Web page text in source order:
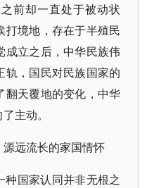
前却一直处于被动状
打境地，存在于半殖民
成立之后，中华民族伟
轨，国民对民族国家的
翻天覆地的变化，中华
主动。
源远流长的家国情怀
国家认同并非无根之